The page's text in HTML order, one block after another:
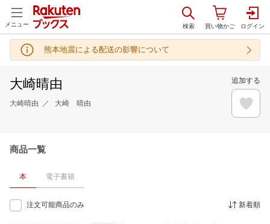
メニュー
熊本地震による配送の影響について
大崎晴由
大崎晴由 大崎 晴由
追加する
商品一覧
本 電子書籍
注文可能商品のみ 新着順